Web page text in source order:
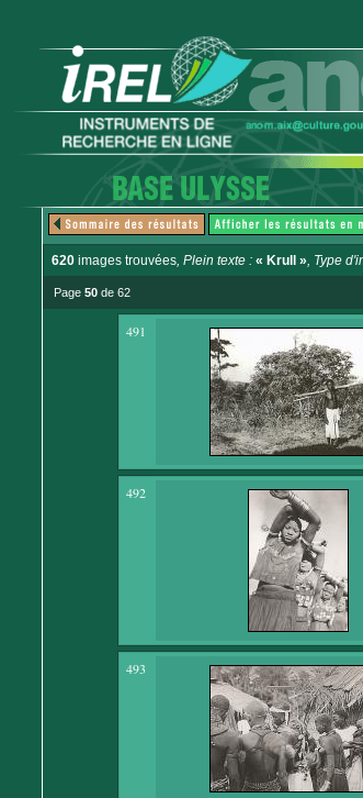
620 images trouvées, Plein texte : « Krull », Type
Page 50 de 62
491
492
493